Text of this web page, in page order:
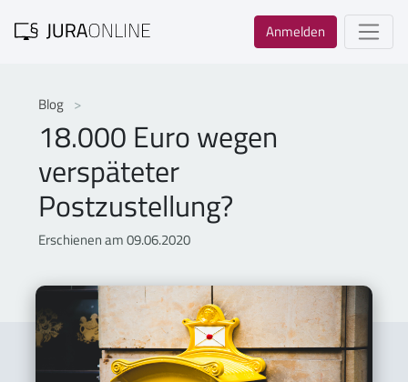
Anmelden
Blog
18.000 Euro wegen
verspäteter
Postzustellung?
Erschienen am 09.06.2020